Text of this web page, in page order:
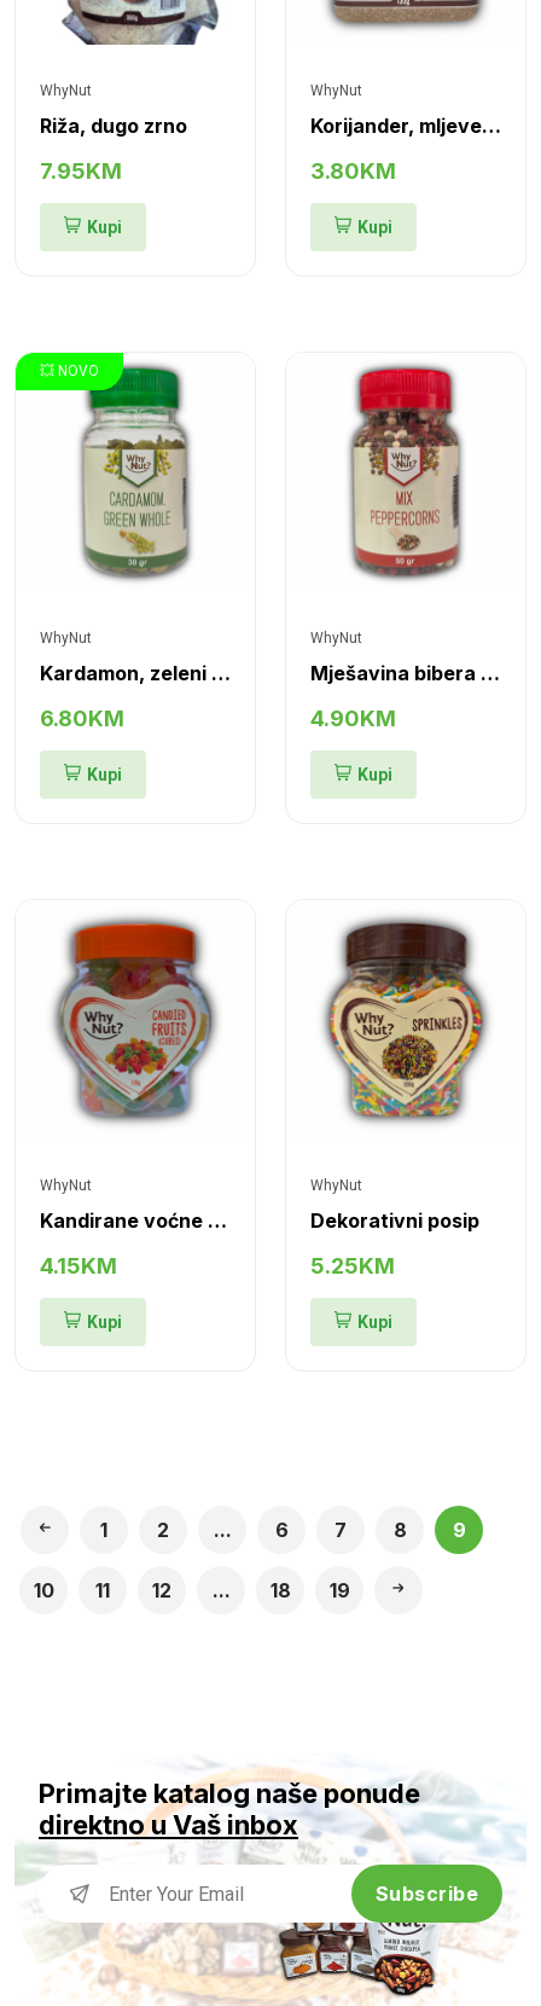
WhyNut
Riža, dugo zrno
7.95KM
Kupi
WhyNut
Korijander, mljeveno zrno
3.80KM
Kupi
💥 NOVO
WhyNut
Kardamon, zeleni (cijeli)
6.80KM
Kupi
WhyNut
Mješavina bibera u zrnu
4.90KM
Kupi
WhyNut
Kandirane voćne kockice
4.15KM
Kupi
WhyNut
Dekorativni posip
5.25KM
Kupi
1 2 ... 6 7 8 9
10 11 12 ... 18 19
Primajte katalog naše ponude
direktno u Vaš inbox
Subscribe